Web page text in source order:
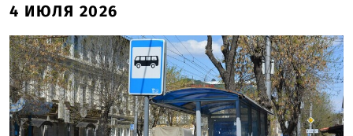
4 ИЮЛЯ 2026